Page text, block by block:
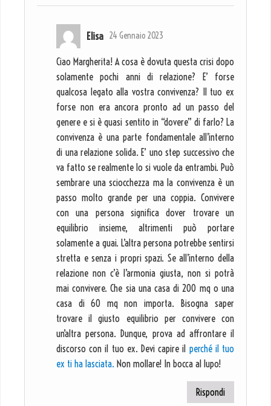
Elisa 24 Gennaio 2023
Ciao Margherita! A cosa è dovuta questa crisi dopo
solamente pochi anni di relazione? E’ forse
qualcosa legato alla vostra convivenza? Il tuo ex
forse non era ancora pronto ad un passo del
genere e si è quasi sentito in “dovere” di farlo? La
convivenza è una parte fondamentale all’interno
di una relazione solida. E’ uno step successivo che
va fatto se realmente lo si vuole da entrambi. Può
sembrare una sciocchezza ma la convivenza è un
passo molto grande per una coppia. Convivere
con una persona significa dover trovare un
equilibrio insieme, altrimenti può portare
solamente a guai. L’altra persona potrebbe sentirsi
stretta e senza i propri spazi. Se all’interno della
relazione non c’è l’armonia giusta, non si potrà
mai convivere. Che sia una casa di 200 mq o una
casa di 60 mq non importa. Bisogna saper
trovare il giusto equilibrio per convivere con
un’altra persona. Dunque, prova ad affrontare il
discorso con il tuo ex. Devi capire il perché il tuo
ex ti ha lasciata. Non mollare! In bocca al lupo!
Rispondi